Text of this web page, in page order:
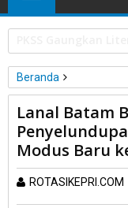
HPL Disorot, PT
Beranda
TNI-AL
Lanal Batam Berhasil
dengan Modus Baru
Lanal Batam
Modus Baru
ROTASIKEPRI.COM